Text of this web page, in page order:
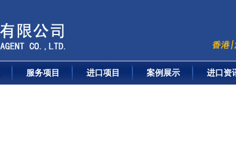
服务项目 进口项目 案例展示 进口资